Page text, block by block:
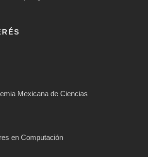
Mexicana de Ciencias
en Computación